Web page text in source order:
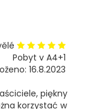
Pobyt v A4+1
16.8.2023
piękny
korzystać w